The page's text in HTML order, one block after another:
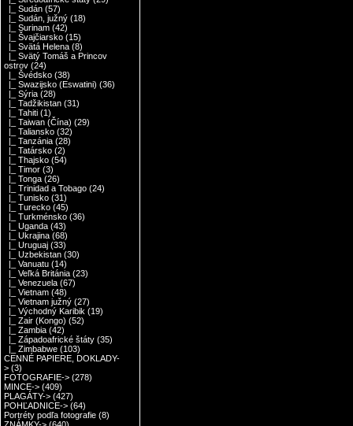
|_ Sudán (57)
|_ Sudán, južný (18)
|_ Surinam (42)
|_ Švajčiarsko (15)
|_ Svätá Helena (8)
|_ Svätý Tomáš a Princov
ostrov (24)
|_ Švédsko (38)
|_ Swazijsko (Eswatini) (36)
|_ Sýria (28)
|_ Tadžikistan (31)
|_ Tahiti (1)
|_ Taiwan (Čína) (29)
|_ Taliansko (32)
|_ Tanzánia (28)
|_ Tatársko (2)
|_ Thajsko (54)
|_ Timor (3)
|_ Tonga (26)
|_ Trinidad a Tobago (24)
|_ Tunisko (31)
|_ Turecko (45)
|_ Turkménsko (36)
|_ Uganda (43)
|_ Ukrajina (68)
|_ Uruguaj (33)
|_ Uzbekistan (30)
|_ Vanuatu (14)
|_ Veľká Británia (23)
|_ Venezuela (67)
|_ Vietnam (48)
|_ Vietnam južný (27)
|_ Východný Karibik (19)
|_ Zair (Kongo) (52)
|_ Zambia (42)
|_ Západoafrické štáty (35)
|_ Zimbabwe (103)
CENNÉ PAPIERE, DOKLADY-
> (3)
FOTOGRAFIE-> (278)
MINCE-> (409)
PLAGÁTY-> (427)
POHĽADNICE-> (64)
Portréty podľa fotografie (8)